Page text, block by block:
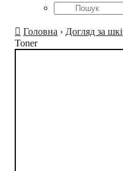
Головна › Догляд за
Toner